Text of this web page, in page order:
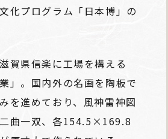
化プログラム「日本博」の
賀県信楽に工場を構える
」。国内外の名画を陶板で
を進めており、風神雷神図
曲一双、各154.5×169.8